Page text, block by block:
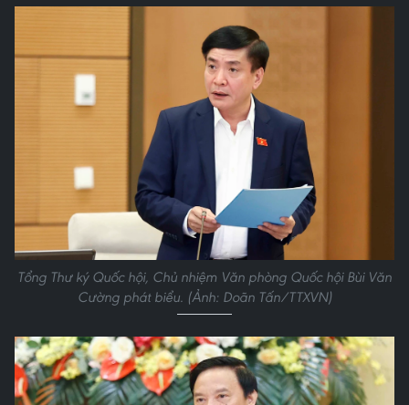
Tổng Thư ký Quốc hội, Chủ nhiệm Văn phòng Quốc hội Bùi Văn
Cường phát biểu. (Ảnh: Doãn Tấn/TTXVN)